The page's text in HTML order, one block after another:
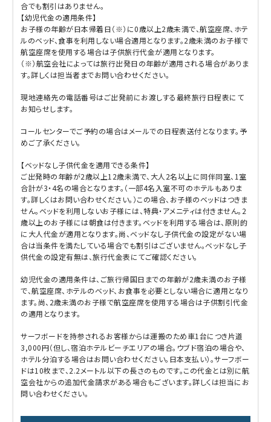
合でも割引はありません。
【幼児代金の適用条件】
お子様の年齢が日本帰着日（※）に0歳以上2歳未満で、航空座席、ホテ
ルのベッド、食事を利用しない場合適用となります。2歳未満のお子様で
航空座席を使用する場合は子供旅行代金が適用となります。
（※）航空会社によっては旅行出発日の年齢が適用される場合がありま
す。詳しくは担当者までお問い合わせください。
現地連絡先の電話番号はご出発前にお渡しする最終旅行日程表にて
お知らせします。
コールセンターでご予約の場合はメールでの日程表送付となります。予
めご了承ください。
【ベッドなし子供代金を適用できる条件】
ご出発時の年齢が2歳以上12歳未満で、大人2名以上に同伴同室、1室
合計が3・4名の場合となります。（一部4名入室不可のホテルもありま
す。詳しくはお問い合わせください。）この場合、お子様のベッドはつきま
せん。ベッドを利用しないお子様には、特典・アメニティは付きません。2
歳以上のお子様には朝食は付きます。ベッドを利用する場合は、原則的
に大人代金が適用となります。尚、ベッドなし子供代金の設定がない場
合は当条件を満たしている場合でも割引はございません。ベッドなし子
供代金の設定有無は、旅行代金表にてご確認ください。
幼児代金の適用条件は、ご旅行帰国日までの年齢が2歳未満のお子様
で、航空座席、ホテルのベッド、お食事を必要としない場合に適用となり
ます。尚、2歳未満のお子様で航空座席を使用する場合は子供割引代金
の適用となります。
サーフボードを持参されるお客様からは運搬のため車1台につき片道
3,000円（但し、宿泊ホテルビーチエリアの場合。ウブド宿泊の場合や、
ホテル分泊する場合はお問い合わせください。日本支払い）。サーフボー
ドは10枚まで、2.2メートル以下の長さのものです。この代金とは別に航
空会社からの追加代金請求がある場合もございます。詳しくは担当にお
問い合わせください。